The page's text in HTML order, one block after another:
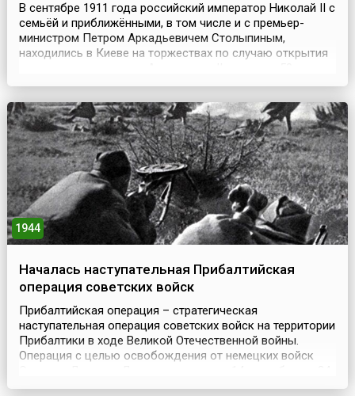
В сентябре 1911 года российский император Николай II с
семьёй и приближёнными, в том числе и с премьер-
министром Петром Аркадьевичем Столыпиным,
находились в Киеве на торжествах по случаю открытия
отмены крепостного права. Вечером (1) 14 сентября
присутствовали на спектакле «Сказка о царе Салта...
1944
Началась наступательная Прибалтийская
операция советских войск
Прибалтийская операция – стратегическая
наступательная операция советских войск на территории
Прибалтики в ходе Великой Отечественной войны.
Операция с целью освобождения от немецких войск
ноября 1944 года. В ней приняли участие войска 1-го, 2-